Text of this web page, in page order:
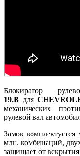
Блокиратор
19.B для
механических
рулевой вал
Замок
млн. комбинаций,
защищает от